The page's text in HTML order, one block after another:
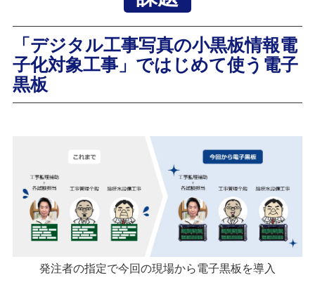
「デジタル工事写真の小黒板情報電
子化対象工事」ではじめて使う電子
黒板
発注者の指定で今回の現場から電子黒板を導入